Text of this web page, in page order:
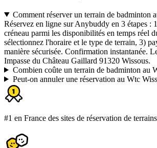
Comment réserver un terrain de badminton
Réservez en ligne sur Anybuddy en 3 étapes :
créneau parmi les disponibilités en temps réel
sélectionnez l'horaire et le type de terrain, 3)
manière sécurisée. Confirmation instantanée.
Impasse du Château Gaillard 91320 Wissous.
Combien coûte un terrain de badminton au
Peut-on annuler une réservation au Wtc
#1 en France des sites de réservation de terrains